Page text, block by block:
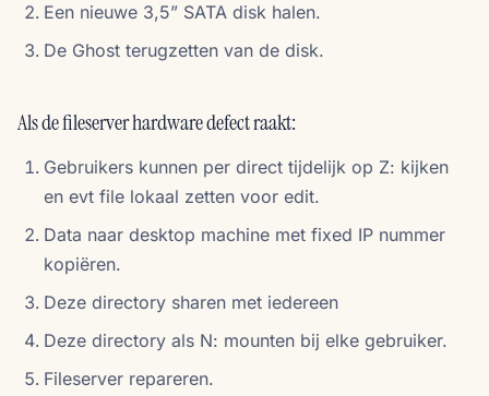
Een nieuwe 3,5” SATA disk halen.
De Ghost terugzetten van de disk.
Als de fileserver hardware defect raakt:
Gebruikers kunnen per direct tijdelijk op Z: kijken
en evt file lokaal zetten voor edit.
Data naar desktop machine met fixed IP nummer
kopiëren.
Deze directory sharen met iedereen
Deze directory als N: mounten bij elke gebruiker.
Fileserver repareren.